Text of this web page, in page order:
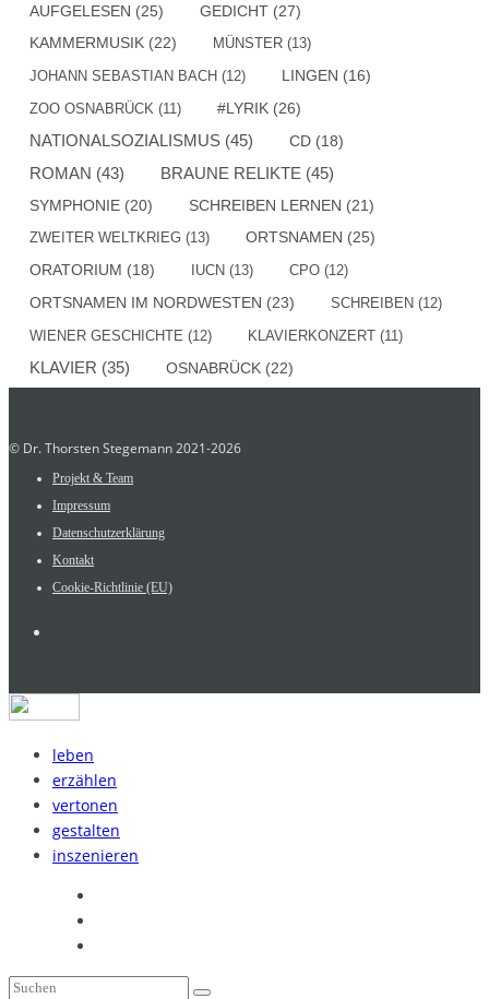
AUFGELESEN (25) GEDICHT (27)
KAMMERMUSIK (22) MÜNSTER (13)
JOHANN SEBASTIAN BACH (12) LINGEN (16)
ZOO OSNABRÜCK (11) #LYRIK (26)
NATIONALSOZIALISMUS (45) CD (18)
ROMAN (43) BRAUNE RELIKTE (45)
SYMPHONIE (20) SCHREIBEN LERNEN (21)
ZWEITER WELTKRIEG (13) ORTSNAMEN (25)
ORATORIUM (18) IUCN (13) CPO (12)
ORTSNAMEN IM NORDWESTEN (23) SCHREIBEN (12)
WIENER GESCHICHTE (12) KLAVIERKONZERT (11)
KLAVIER (35) OSNABRÜCK (22)
© Dr. Thorsten Stegemann 2021-2026
Projekt & Team
Impressum
Datenschutzerklärung
Kontakt
Cookie-Richtlinie (EU)
leben
erzählen
vertonen
gestalten
inszenieren